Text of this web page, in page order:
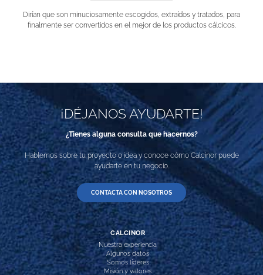
Dirían que son minuciosamente escogidos, extraídos y tratados, para
finalmente ser convertidos en el mejor de los productos cálcicos.
¡DÉJANOS AYUDARTE!
¿Tienes alguna consulta que hacernos?
Hablemos sobre tu proyecto o idea y conoce cómo Calcinor puede
ayudarte en tu negocio.
CONTACTA CON NOSOTROS
CALCINOR
Nuestra experiencia
Algunos datos
Somos líderes
Misión y valores